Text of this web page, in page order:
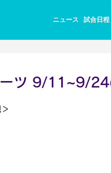
ニュース 試合日程
ーツ 9/11~9/24